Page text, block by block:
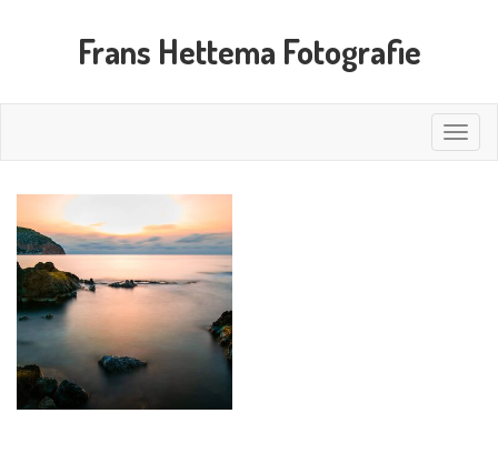
Frans Hettema Fotografie
Toggle